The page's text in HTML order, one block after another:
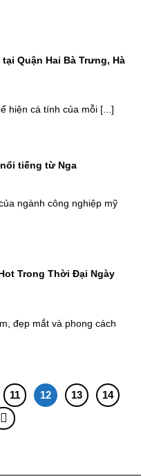
Quận Hai Bà Trưng, Hà
hiện cá tính của mỗi [...]
tiếng từ Nga
ngành công nghiệp mỹ
Trong Thời Đại Ngày
đẹp mắt và phong cách
11 12 13
14